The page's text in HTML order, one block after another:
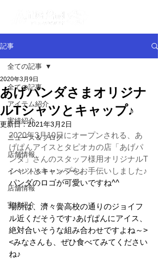
記事
全ての記事
アイテム紹介
実績紹介
ニュース＆ブログ
店舗情報
イベント＆キャンペーン
店舗情報
実績紹介
全ての記事
あげパンダさまオリジナ
ルTシャツとキャップ♪
2020年3月9日
更新日：2021年3月2日
2020年3月10日にオープンされる、あ
げぱんアイスとタピオカの店「あげパ
ンダ」さんのスタッフ様用オリジナルT
シャツとキャップをお手伝いしました♪
パンダのロゴが可愛いですね^^
場所は、濟々黌高校の通りのジョイフ
ル近くだそうです♪あげぱんにアイス、
絶対合いそうな組み合わせですよね～>
<みなさんも、ぜひ食べてみてください
ね♪